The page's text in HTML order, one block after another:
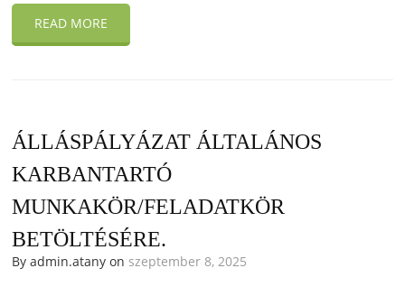
READ MORE
ÁLLÁSPÁLYÁZAT ÁLTALÁNOS
KARBANTARTÓ
MUNKAKÖR/FELADATKÖR
BETÖLTÉSÉRE.
By admin.atany on szeptember 8, 2025